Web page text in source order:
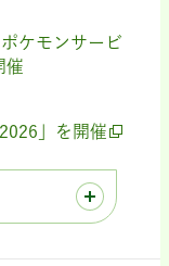
ケモンサービ
催
」を開催